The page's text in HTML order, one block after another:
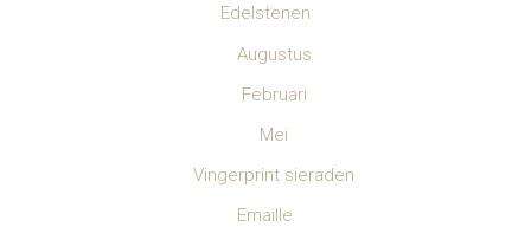
Edelstenen
Augustus
Februari
Mei
Vingerprint sieraden
Emaille